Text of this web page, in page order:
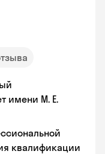
имени М. Е.
квалификации